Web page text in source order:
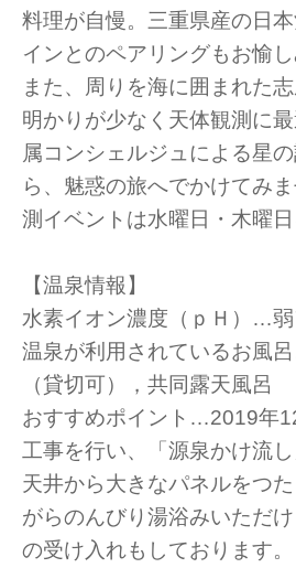
料理が自慢。三重県産の日
インとのペアリングもお愉し
また、周りを海に囲まれた
明かりが少なく天体観測に
属コンシェルジュによる星
ら、魅惑の旅へでかけてみ
測イベントは水曜日・木曜日
【温泉情報】
水素イオン濃度（ｐＨ）…
温泉が利用されているお風
（貸切可），共同露天風呂
おすすめポイント…2019年
工事を行い、「源泉かけ流し
天井から大きなパネルをつ
がらのんびり湯浴みいただ
の受け入れもしております